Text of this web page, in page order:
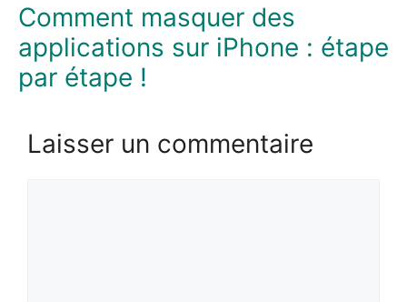
Comment masquer des
applications sur iPhone : étape
par étape !
Laisser un commentaire